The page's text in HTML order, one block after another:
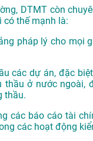
DTMT còn
có thế mạnh là:
pháp lý cho mọi
các dự án, đặc
thầu ở nước
thầu.
các báo cáo tài
các hoạt động